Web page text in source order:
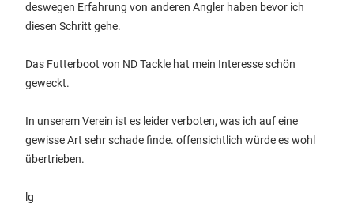
deswegen Erfahrung von anderen Angler haben bevor ich
diesen Schritt gehe.
Das Futterboot von ND Tackle hat mein Interesse schön
geweckt.
In unserem Verein ist es leider verboten, was ich auf eine
gewisse Art sehr schade finde. offensichtlich würde es wohl
übertrieben.
lg